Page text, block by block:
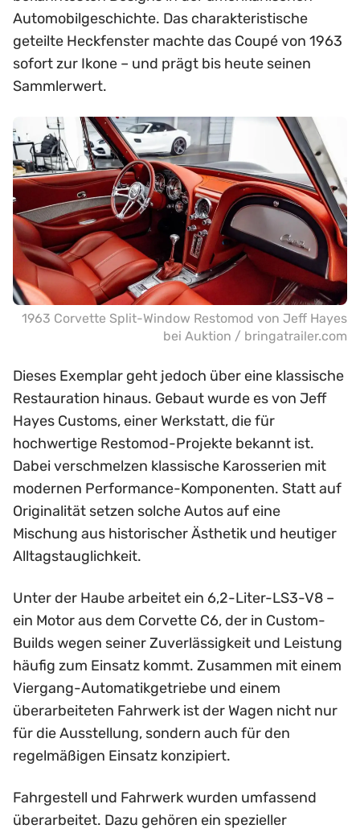
Automobilgeschichte. Das charakteristische
geteilte Heckfenster machte das Coupé von 1963
sofort zur Ikone – und prägt bis heute seinen
Sammlerwert.
1963 Corvette Split-Window Restomod von Jeff Hayes
bei Auktion / bringatrailer.com
Dieses Exemplar geht jedoch über eine klassische
Restauration hinaus. Gebaut wurde es von Jeff
Hayes Customs, einer Werkstatt, die für
hochwertige Restomod-Projekte bekannt ist.
Dabei verschmelzen klassische Karosserien mit
modernen Performance-Komponenten. Statt auf
Originalität setzen solche Autos auf eine
Mischung aus historischer Ästhetik und heutiger
Alltagstauglichkeit.
Unter der Haube arbeitet ein 6,2-Liter-LS3-V8 –
ein Motor aus dem Corvette C6, der in Custom-
Builds wegen seiner Zuverlässigkeit und Leistung
häufig zum Einsatz kommt. Zusammen mit einem
Viergang-Automatikgetriebe und einem
überarbeiteten Fahrwerk ist der Wagen nicht nur
für die Ausstellung, sondern auch für den
regelmäßigen Einsatz konzipiert.
Fahrgestell und Fahrwerk wurden umfassend
überarbeitet. Dazu gehören ein spezieller